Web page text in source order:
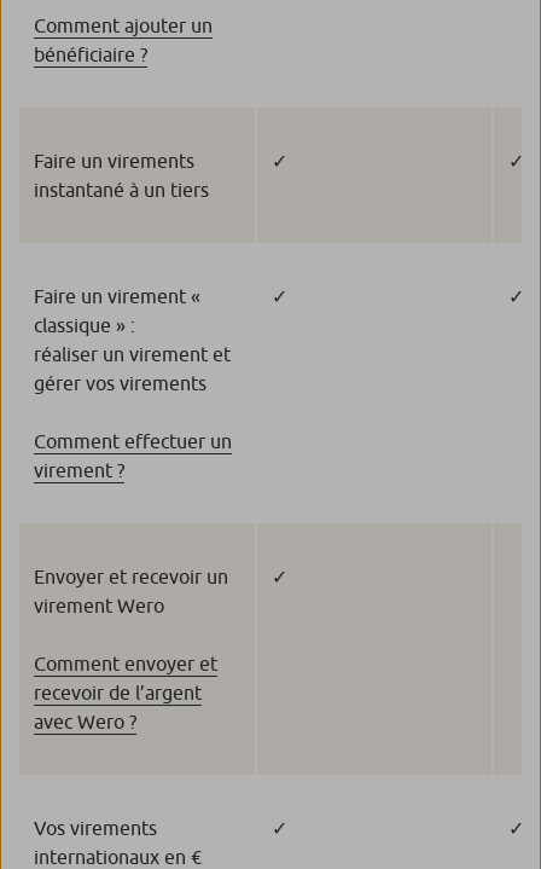
Comment ajouter un
bénéficiaire ?
Faire un virements
instantané à un tiers
✓ ✓
Faire un virement «
classique » :
réaliser un virement et
gérer vos virements
Comment effectuer un
virement ?
✓ ✓
Envoyer et recevoir un
virement Wero
Comment envoyer et
recevoir de l’argent
avec Wero ?
✓
Vos virements
internationaux en €
✓ ✓